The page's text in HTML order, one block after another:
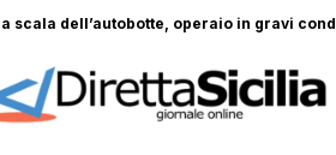
scala dell’autobotte, operaio in gravi